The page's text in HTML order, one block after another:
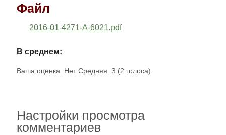
Файл
2016-01-4271-A-6021.pdf
В среднем:
Ваша оценка: Нет Средняя:3 (2 голоса)
Настройки просмотра
комментариев